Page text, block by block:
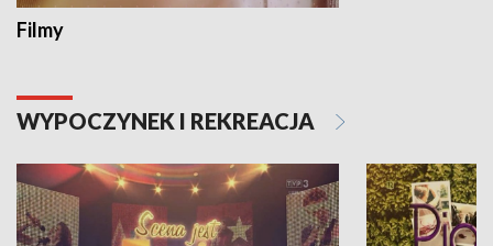
Filmy
WYPOCZYNEK I REKREACJA